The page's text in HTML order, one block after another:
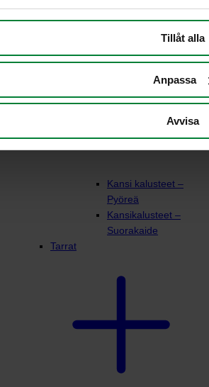
Tillåt alla
Anpassa
Avvisa
Säiliöiden ja huonekalujen
kannet
Kansi kalusteet –
Pyöreä
Kansikalusteet –
Suorakaide
Tarrat